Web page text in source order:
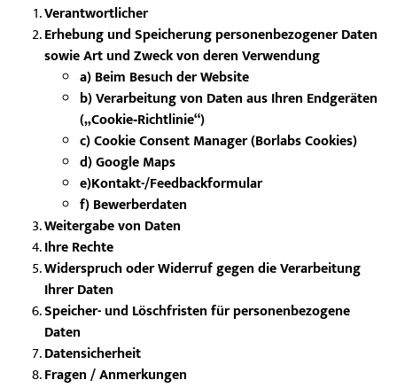
Verantwortlicher
Erhebung und Speicherung personenbezogener Daten
sowie Art und Zweck von deren Verwendung
a) Beim Besuch der Website
b) Verarbeitung von Daten aus Ihren Endgeräten
(„Cookie‑Richtlinie“)
c) Cookie Consent Manager (Borlabs Cookies)
d) Google Maps
e)Kontakt-/Feedbackformular
f) Bewerberdaten
Weitergabe von Daten
Ihre Rechte
Widerspruch oder Widerruf gegen die Verarbeitung
Ihrer Daten
Speicher- und Löschfristen für personenbezogene
Daten
Datensicherheit
Fragen / Anmerkungen